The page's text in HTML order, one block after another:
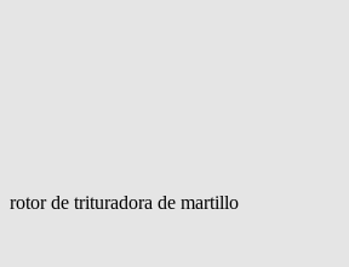
rotor de trituradora de martillo